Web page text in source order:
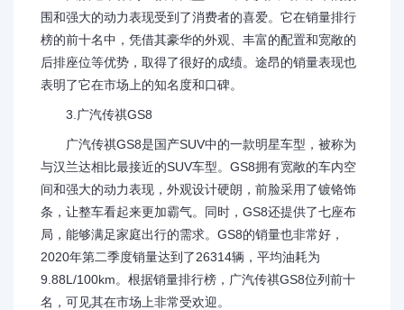
围和强大的动力表现受到了消费者的喜爱。它在销量排行
榜的前十名中，凭借其豪华的外观、丰富的配置和宽敞的
后排座位等优势，取得了很好的成绩。途昂的销量表现也
表明了它在市场上的知名度和口碑。
3.广汽传祺GS8
广汽传祺GS8是国产SUV中的一款明星车型，被称为
与汉兰达相比最接近的SUV车型。GS8拥有宽敞的车内空
间和强大的动力表现，外观设计硬朗，前脸采用了镀铬饰
条，让整车看起来更加霸气。同时，GS8还提供了七座布
局，能够满足家庭出行的需求。GS8的销量也非常好，
2020年第二季度销量达到了26314辆，平均油耗为
9.88L/100km。根据销量排行榜，广汽传祺GS8位列前十
名，可见其在市场上非常受欢迎。